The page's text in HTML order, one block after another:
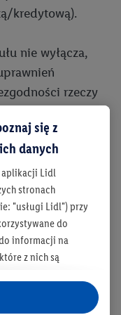
kredytową).
nie wyłącza,
rzeczy
wyżej
do zmian wyżej
zalicza się
się z
danych
Lidl
stronach
"usługi Lidl") przy
do
informacji na
z nich są
(